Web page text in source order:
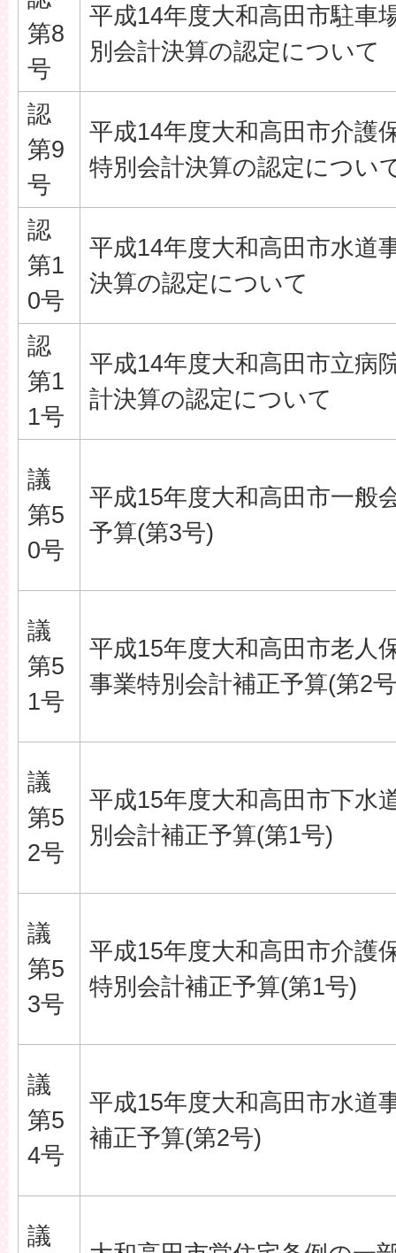
第8
号
平成14年度大和高田市駐車
別会計決算の認定について
認
第9
号
平成14年度大和高田市介護
特別会計決算の認定につい
認
第1
0号
平成14年度大和高田市水道
決算の認定について
認
第1
1号
平成14年度大和高田市立病
計決算の認定について
議
第5
0号
平成15年度大和高田市一般
予算(第3号)
議
第5
1号
平成15年度大和高田市老人
事業特別会計補正予算(第2
議
第5
2号
平成15年度大和高田市下水
別会計補正予算(第1号)
議
第5
3号
平成15年度大和高田市介護
特別会計補正予算(第1号)
議
第5
4号
平成15年度大和高田市水道
補正予算(第2号)
議